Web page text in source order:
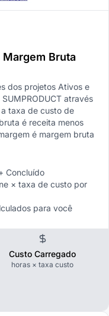
Bruta
dos projetos Ativos e
através
taxa de custo de
é receita menos
é margem bruta
Concluído
× taxa de custo por
para você
Custo Carregado
horas × taxa custo